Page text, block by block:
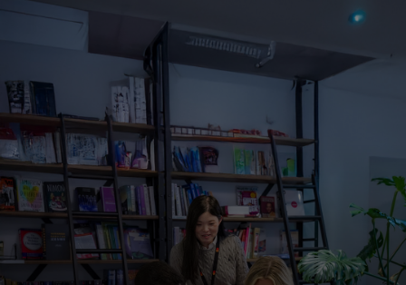
Για εσάς
Για επιχειρήσεις
Για τον κόσμο
Για καινοτόμους
Νέα και τάσεις